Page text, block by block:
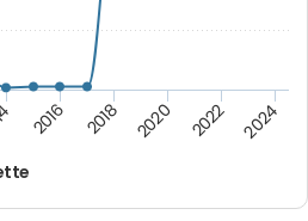
2016 2018 2020 2022 2024